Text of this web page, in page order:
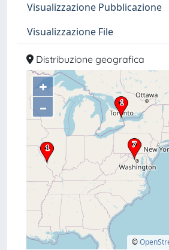
Visualizzazione Pubblicazione
Visualizzazione File
Distribuzione geografica
+
–
©